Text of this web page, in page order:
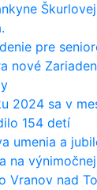
pre
nové
2024 sa v
154 detí
umenia a
na
Vranov nad